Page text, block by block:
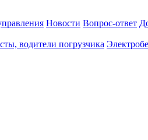
Новости Вопрос-ответ
водители погрузчика